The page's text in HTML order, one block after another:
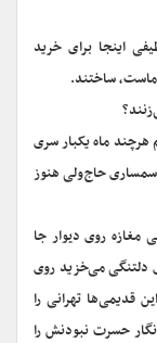
اینجا برای خرید
ماست، ساختند.
هرچند ماه یکبار سری
حاج‌ولی هنوز
مغازه روی دیوار جا
دلتنگی می‌خزید روی
قدیمی‌ها تهرانی را
حسرت نبودنش را